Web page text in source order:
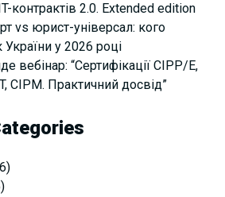
контрактів 2.0. Extended edition
vs юрист-універсал: кого
у 2026 році
вебінар: “Сертифікації СІРР/Е,
CIPM. Практичний досвід”